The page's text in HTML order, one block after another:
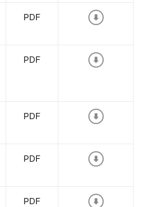
PDF
PDF
PDF
PDF
PDF